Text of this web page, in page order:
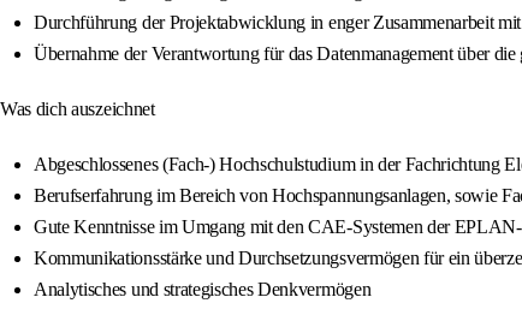
Durchführung der Projektabwicklung in enger Zusammenarbeit
Übernahme der Verantwortung für das Datenmanagement über die
Was dich auszeichnet
Abgeschlossenes (Fach-) Hochschulstudium in der Fachrichtung
Berufserfahrung im Bereich von Hochspannungsanlagen, sowie
Gute Kenntnisse im Umgang mit den CAE-Systemen der
Kommunikationsstärke und Durchsetzungsvermögen für ein
Analytisches und strategisches Denkvermögen